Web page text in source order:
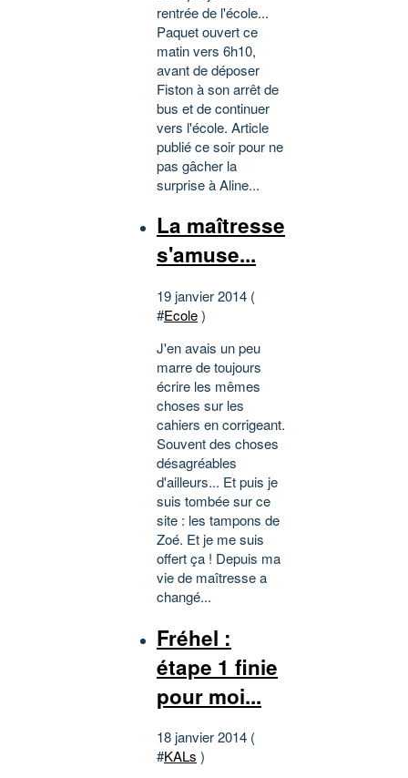
rentrée de l'école...
Paquet ouvert ce
matin vers 6h10,
avant de déposer
Fiston à son arrêt de
bus et de continuer
vers l'école. Article
publié ce soir pour ne
pas gâcher la
surprise à Aline...
La maîtresse
s'amuse...
19 janvier 2014 (
#Ecole)
J'en avais un peu
marre de toujours
écrire les mêmes
choses sur les
cahiers en corrigeant.
Souvent des choses
désagréables
d'ailleurs... Et puis je
suis tombée sur ce
site : les tampons de
Zoé. Et je me suis
offert ça ! Depuis ma
vie de maîtresse a
changé...
Fréhel :
étape 1 finie
pour moi...
18 janvier 2014 (
#KALs )